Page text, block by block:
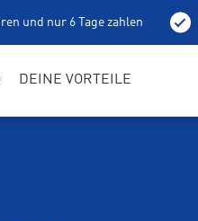
und nur 6 Tage zahlen
DEINE VORTEILE